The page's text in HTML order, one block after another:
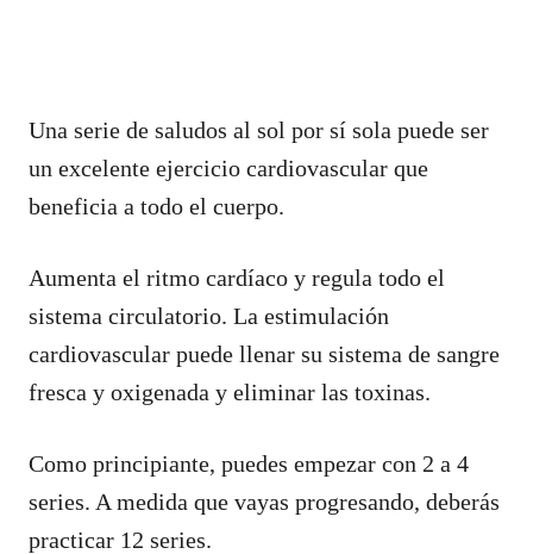
Una serie de saludos al sol por sí sola puede ser
un excelente ejercicio cardiovascular que
beneficia a todo el cuerpo.
Aumenta el ritmo cardíaco y regula todo el
sistema circulatorio. La estimulación
cardiovascular puede llenar su sistema de sangre
fresca y oxigenada y eliminar las toxinas.
Como principiante, puedes empezar con 2 a 4
series. A medida que vayas progresando, deberás
practicar 12 series.